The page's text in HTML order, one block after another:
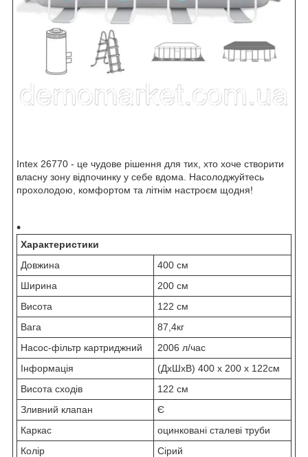
Intex 26770 - це чудове рішення для тих, хто хоче створити
власну зону відпочинку у себе вдома. Насолоджуйтесь
прохолодою, комфортом та літнім настроєм щодня!
Характеристики
Довжина
400 см
Ширина
200 см
Висота
122 см
Вага
87,4кг
Насос-фільтр картриджний
2006 л/час
Інформація
(ДxШxВ) 400 x 200 x 122см
Висота сходів
122 см
Зливний клапан
Є
Каркас
оцинковані сталеві труби
Колір
Сірий